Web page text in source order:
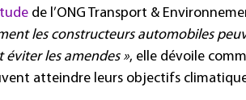
de l’ONG Transport &
les constructeurs automobiles
éviter les amendes », elle dévoile
atteindre leurs objectifs